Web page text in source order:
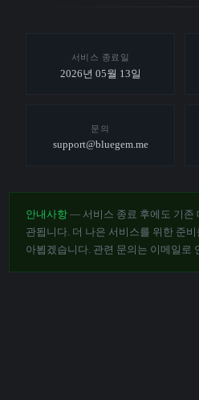
서비스 종료일
2026년 05월 13일
문의
support@bluegem.me
안내사항 — 서비스 종료 후에도 기존
관됩니다. 더 나은 서비스를 위한 준
아뵙겠습니다. 관련 문의는 이메일로